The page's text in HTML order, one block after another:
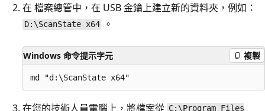
在 檔案總管中，在 USB 金鑰上建立新的資料夾，例如：
D:\ScanState x64 。
Windows 命令提示字元 複製
在您的技術人員電腦上，將檔案從 C:\Program Files